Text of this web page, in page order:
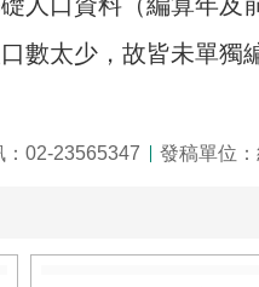
數太少，故皆未單獨
：02-23565347 發稿單位